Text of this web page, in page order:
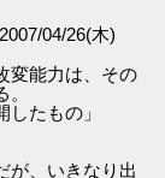
04/26(木)
変能力は、その
たもの」
が、いきなり出